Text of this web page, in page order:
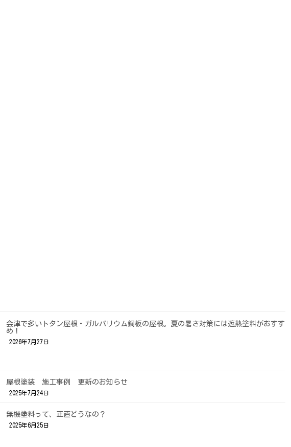
会津で多いトタン屋根・ガルバリウム鋼板の屋根。夏の暑さ対策には遮熱塗料がおすす
め！
2026年7月27日
屋根塗装 施工事例 更新のお知らせ
2025年7月24日
無機塗料って、正直どうなの？
2025年6月25日